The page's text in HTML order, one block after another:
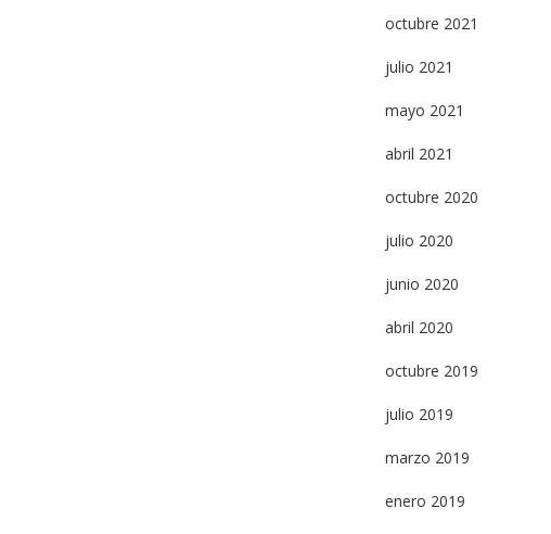
octubre 2021
julio 2021
mayo 2021
abril 2021
octubre 2020
julio 2020
junio 2020
abril 2020
octubre 2019
julio 2019
marzo 2019
enero 2019